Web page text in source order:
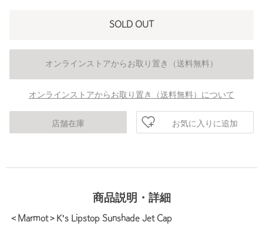
SOLD OUT
オンラインストアからお取り置き（送料無料）
オンラインストアからお取り置き（送料無料）について
店舗在庫 お気に入りに追加
商品説明・詳細
＜Marmot＞K's Lipstop Sunshade Jet Cap